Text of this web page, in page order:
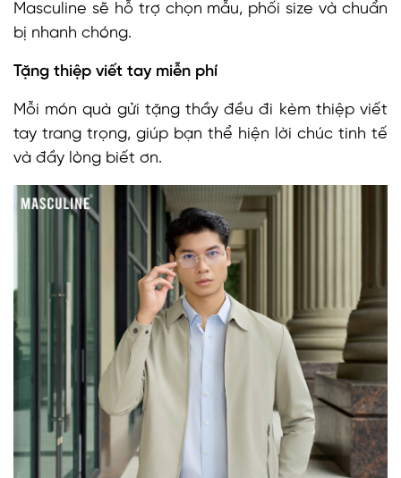
Masculine sẽ hỗ trợ chọn mẫu, phối size và chuẩn
bị nhanh chóng.
Tặng thiệp viết tay miễn phí
Mỗi món quà gửi tặng thầy đều đi kèm thiệp viết
tay trang trọng, giúp bạn thể hiện lời chúc tinh tế
và đầy lòng biết ơn.